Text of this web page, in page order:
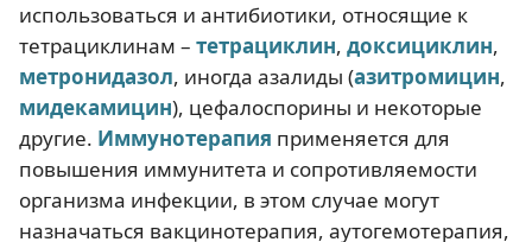
использоваться и антибиотики, относящие к
тетрациклинам – тетрациклин, доксициклин,
метронидазол, иногда азалиды (азитромицин,
мидекамицин), цефалоспорины и некоторые
другие. Иммунотерапия применяется для
повышения иммунитета и сопротивляемости
организма инфекции, в этом случае могут
назначаться вакцинотерапия, аутогемотерапия,